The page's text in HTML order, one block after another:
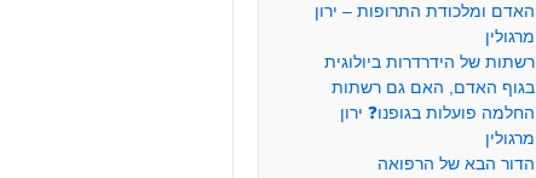
האדם ומלכודת התרופות – ירון
מרגולין
רשתות של הידרדרות ביולוגית
בגוף האדם, האם גם רשתות
החלמה פועלות בגופנו❓ ירון
מרגולין
הדור הבא של הרפואה